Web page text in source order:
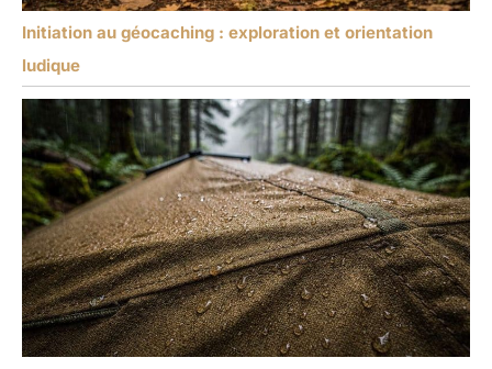
Initiation au géocaching : exploration et orientation
ludique